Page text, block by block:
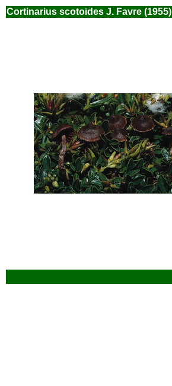
Cortinarius scotoides J. Favre (1955)